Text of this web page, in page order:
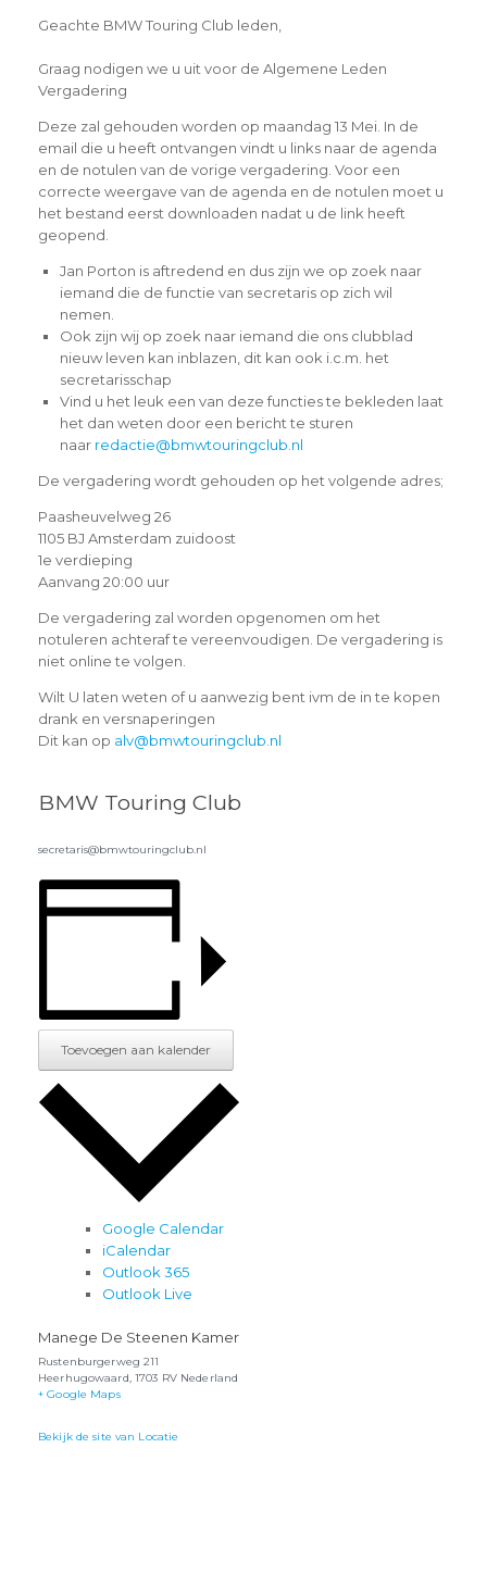
Geachte BMW Touring Club leden,
Graag nodigen we u uit voor de Algemene Leden
Vergadering
Deze zal gehouden worden op maandag 13 Mei. In de
email die u heeft ontvangen vindt u links naar de agenda
en de notulen van de vorige vergadering. Voor een
correcte weergave van de agenda en de notulen moet u
het bestand eerst downloaden nadat u de link heeft
geopend.
Jan Porton is aftredend en dus zijn we op zoek naar
iemand die de functie van secretaris op zich wil
nemen.
Ook zijn wij op zoek naar iemand die ons clubblad
nieuw leven kan inblazen, dit kan ook i.c.m. het
secretarisschap
Vind u het leuk een van deze functies te bekleden laat
het dan weten door een bericht te sturen
naar redactie@bmwtouringclub.nl
De vergadering wordt gehouden op het volgende adres;
Paasheuvelweg 26
1105 BJ Amsterdam zuidoost
1e verdieping
Aanvang 20:00 uur
De vergadering zal worden opgenomen om het
notuleren achteraf te vereenvoudigen. De vergadering is
niet online te volgen.
Wilt U laten weten of u aanwezig bent ivm de in te kopen
drank en versnaperingen
Dit kan op alv@bmwtouringclub.nl
BMW Touring Club
secretaris@bmwtouringclub.nl
Toevoegen aan kalender
Google Calendar
iCalendar
Outlook 365
Outlook Live
Manege De Steenen Kamer
Rustenburgerweg 211
Heerhugowaard, 1703 RV Nederland
+ Google Maps
Bekijk de site van Locatie